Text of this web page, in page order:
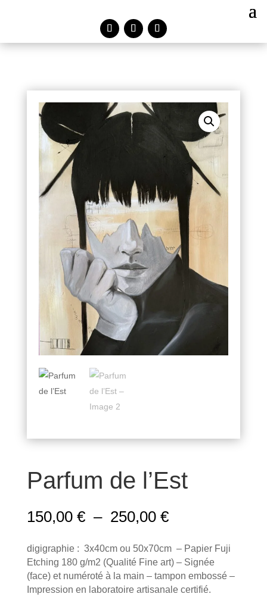
Parfum de l’Est
150,00 € – 250,00 €Plage
prix :
150,00 €
à
250,00 €
digigraphie : 3x40cm ou 50x70cm – Papier Fuji
Etching 180 g/m2 (Qualité Fine art) – Signée
(face) et numéroté à la main – tampon embossé –
Impression en laboratoire artisanale certifié.